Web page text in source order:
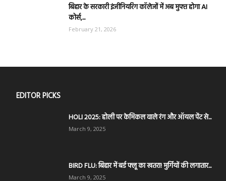
बिहार के सरकारी इंजीनियरिंग कॉलेजों में अब मुफ्त होगा AI
कोर्स,...
February 21, 2026
EDITOR PICKS
HOLI 2025: होली पर केमिकल वाले रंग और ऑयल पेंट से...
March 9, 2025
BIRD FLU: बिहार में बर्ड फ्लू का खतरा! मुर्गियों की लगातार...
March 9, 2025